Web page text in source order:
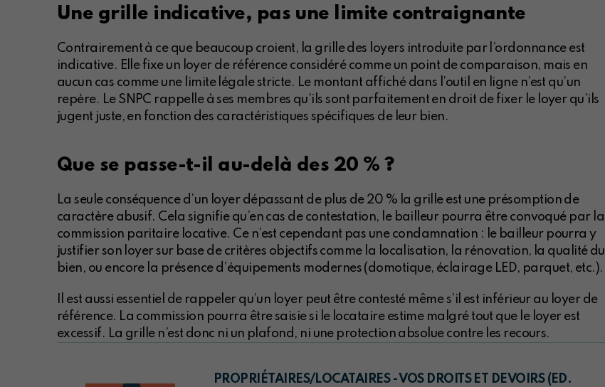
Une grille indicative, pas une limite contraignante
Contrairement à ce que beaucoup croient, la grille des loyers introduite par l’ordonnance est
indicative. Elle fixe un loyer de référence considéré comme un point de comparaison, mais en
aucun cas comme une limite légale stricte. Le montant affiché dans l’outil en ligne n’est qu’un
repère. Le SNPC rappelle à ses membres qu’ils sont parfaitement en droit de fixer le loyer qu’ils
jugent juste, en fonction des caractéristiques spécifiques de leur bien.
Que se passe-t-il au-delà des 20 % ?
La seule conséquence d’un loyer dépassant de plus de 20 % la grille est une présomption de
caractère abusif. Cela signifie qu’en cas de contestation, le bailleur pourra être convoqué par la
commission paritaire locative. Ce n’est cependant pas une condamnation : le bailleur pourra y
justifier son loyer sur base de critères objectifs comme la localisation, la rénovation, la qualité du
bien, ou encore la présence d’équipements modernes (domotique, éclairage LED, parquet, etc.).
Il est aussi essentiel de rappeler qu’un loyer peut être contesté même s’il est inférieur au loyer de
référence. La commission pourra être saisie si le locataire estime malgré tout que le loyer est
excessif. La grille n’est donc ni un plafond, ni une protection absolue contre les recours.
PROPRIÉTAIRES/LOCATAIRES - VOS DROITS ET DEVOIRS (ED.